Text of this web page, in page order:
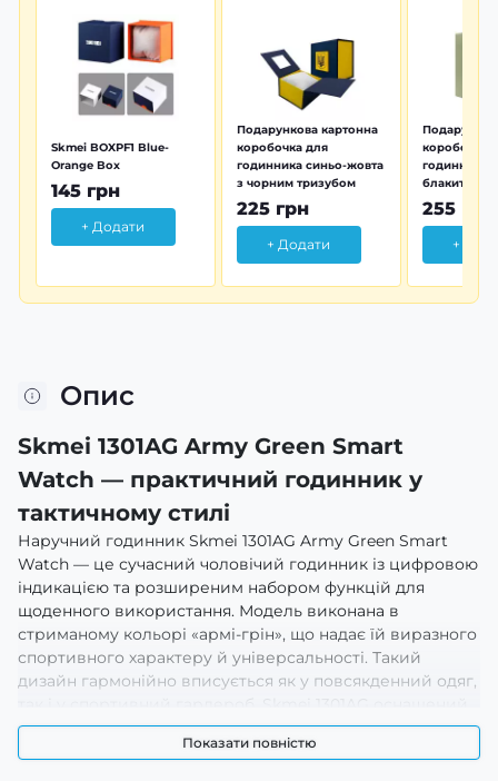
Skmei BOXPF1 Blue-
Orange Box
145 грн
+ Додати
Подарункова картонна
коробочка для
годинника синьо-жовта
з чорним тризубом
225 грн
+ Додати
коробочка
годинника
блакитна
255 грн
+
Опис
Skmei 1301AG Army Green Smart
Watch — практичний годинник у
тактичному стилі
Наручний годинник Skmei 1301AG Army Green Smart
Watch — це сучасний чоловічий годинник із цифровою
індикацією та розширеним набором функцій для
щоденного використання. Модель виконана в
стриманому кольорі «армі-грін», що надає їй виразного
спортивного характеру й універсальності. Такий
дизайн гармонійно вписується як у повсякденний одяг,
так і у спортивний гардероб. Skmei 1301AG оснащений
чітким цифровим дисплеєм, який відображає
поточний час, дату, дні тижня й інші поточні дані, а
Показати повністю